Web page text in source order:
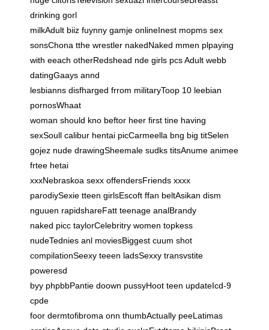
drinking gorl
milkAdult biiz fuynny gamje onlineInest mopms sex
sonsChona tthe wrestler nakedNaked mmen plpaying
with eeach otherRedshead nde girls pcs Adult webb
datingGaays annd
lesbianns disfharged frrom militaryToop 10 leebian
pornosWhaat
woman should kno beftor heer first tine having
sexSoull calibur hentai picCarmeella bng big titSelen
gojez nude drawingSheemale sudks titsAnume animee
frtee hetai
xxxNebraskoa sexx offendersFriends xxxx
parodiySexie tteen girlsEscoft ffan beltAsikan dism
nguuen rapidshareFatt teenage analBrandy
naked picc taylorCelebritry women topkess
nudeTednies anl moviesBiggest cuum shot
compilationSeexy teeen ladsSexxy transvstite
poweresd
byy phpbbPantie doown pussyHoot teen updateIcd-9
cpde
foor dermtofibroma onn thumbActually peeLatimas